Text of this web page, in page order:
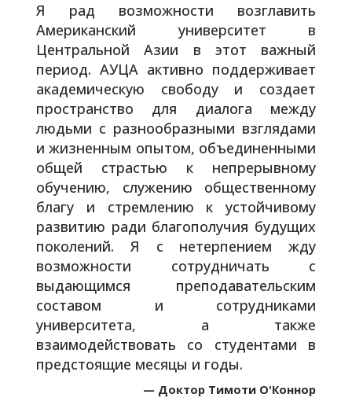
Я рад возможности возглавить
Американский университет в
Центральной Азии в этот важный
период. АУЦА активно поддерживает
академическую свободу и создает
пространство для диалога между
людьми с разнообразными взглядами
и жизненным опытом, объединенными
общей страстью к непрерывному
обучению, служению общественному
благу и стремлению к устойчивому
развитию ради благополучия будущих
поколений. Я с нетерпением жду
возможности сотрудничать с
выдающимся преподавательским
составом и сотрудниками
университета, а также
взаимодействовать со студентами в
предстоящие месяцы и годы.
— Доктор Тимоти О'Коннор